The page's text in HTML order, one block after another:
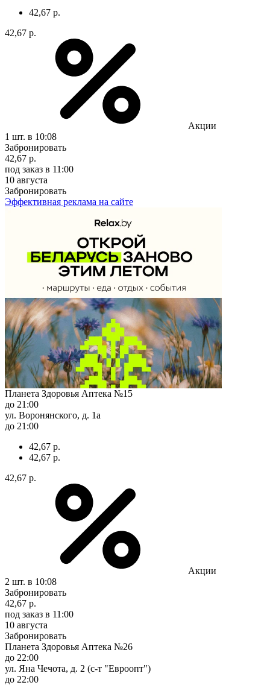
42,67 р.
42,67 р.
Акции
1 шт. в 10:08
Забронировать
42,67 р.
под заказ в 11:00
10 августа
Забронировать
Эффективная реклама на сайте
Планета Здоровья Аптека №15
до 21:00
ул. Воронянского, д. 1а
до 21:00
42,67 р.
42,67 р.
42,67 р.
Акции
2 шт. в 10:08
Забронировать
42,67 р.
под заказ в 11:00
10 августа
Забронировать
Планета Здоровья Аптека №26
до 22:00
ул. Яна Чечота, д. 2 (с-т "Евроопт")
до 22:00